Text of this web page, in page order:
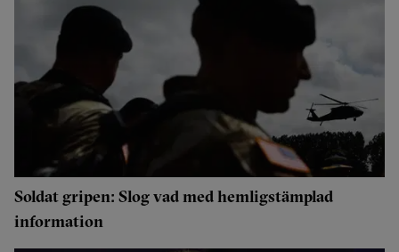
Soldat gripen: Slog vad med hemligstämplad
information